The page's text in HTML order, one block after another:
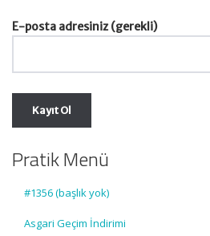
E-posta adresiniz (gerekli)
Pratik Menü
#1356 (başlık yok)
Asgari Geçim İndirimi